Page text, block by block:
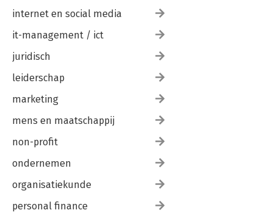
internet en social media
it-management / ict
juridisch
leiderschap
marketing
mens en maatschappij
non-profit
ondernemen
organisatiekunde
personal finance